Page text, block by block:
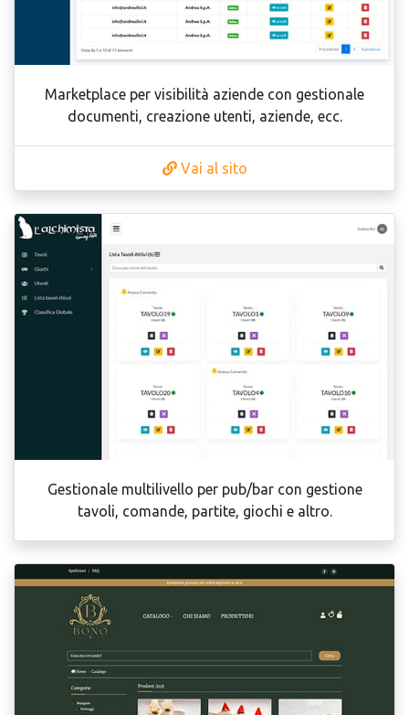
Marketplace per visibilità aziende con gestionale
documenti, creazione utenti, aziende, ecc.
Vai al sito
Gestionale multilivello per pub/bar con gestione
tavoli, comande, partite, giochi e altro.